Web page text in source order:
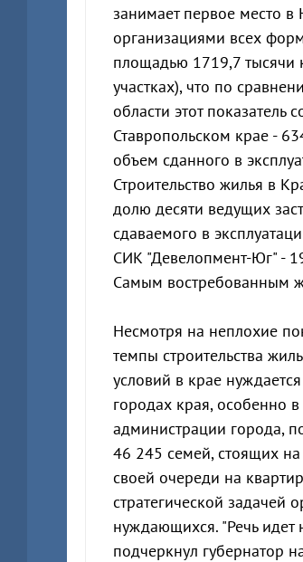
занимает первое место
организациями всех
площадью 1719,7 тысячи
участках), что по
области этот показатель
Ставропольском крае -
объем сданного в
Строительство жилья в
долю десяти ведущих
сдаваемого в
СИК "Девелопмент-Юг" -
Самым востребованным
Несмотря на неплохие
темпы строительства
условий в крае
городах края, особенно
администрации города,
46 245 семей, стоящих
своей очереди на
стратегической задачей
нуждающихся. "Речь идет
подчеркнул губернатор